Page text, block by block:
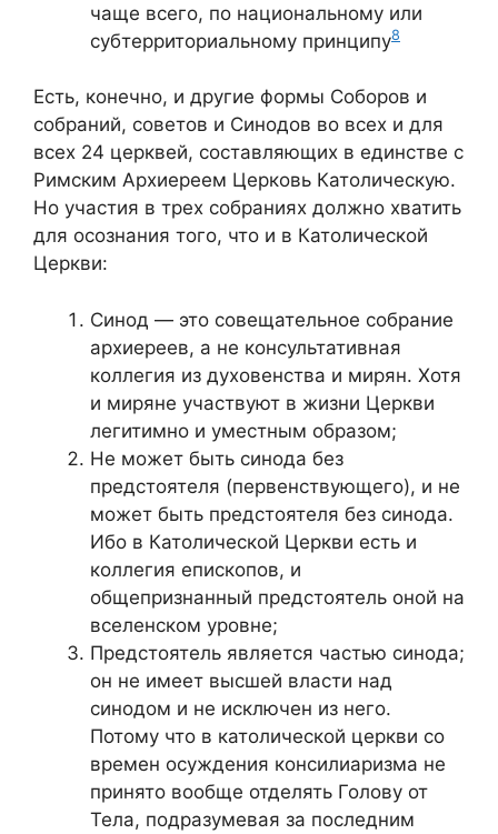
чаще всего, по национальному или
субтерриториальному принципу8
Есть, конечно, и другие формы Соборов и
собраний, советов и Синодов во всех и для
всех 24 церквей, составляющих в единстве с
Римским Архиереем Церковь Католическую.
Но участия в трех собраниях должно хватить
для осознания того, что и в Католической
Церкви:
Синод — это совещательное собрание
архиереев, а не консультативная
коллегия из духовенства и мирян. Хотя
и миряне участвуют в жизни Церкви
легитимно и уместным образом;
Не может быть синода без
предстоятеля (первенствующего), и не
может быть предстоятеля без синода.
Ибо в Католической Церкви есть и
коллегия епископов, и
общепризнанный предстоятель оной на
вселенском уровне;
Предстоятель является частью синода;
он не имеет высшей власти над
синодом и не исключен из него.
Потому что в католической церкви со
времен осуждения консилиаризма не
принято вообще отделять Голову от
Тела, подразумевая за последним